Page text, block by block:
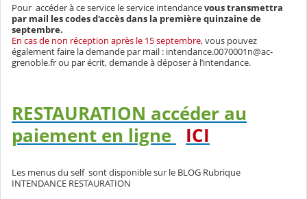
Pour accéder à ce service le service intendancevous transmettra
par mail les codes d'accès dans la première quinzaine de
septembre.
En cas de non réception après le 15 septembre, vous pouvez
également faire la demande par mail : intendance.0070001n@ac-
grenoble.fr ou par écrit, demande à déposer à l’intendance.
RESTAURATION accéder au
paiement en ligne
ICI
Les menus du self sont disponible sur le BLOG Rubrique
INTENDANCE RESTAURATION